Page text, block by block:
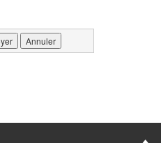
Annuler